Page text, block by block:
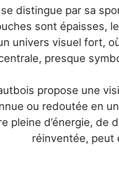
distingue par sa
sont épaisses,
univers visuel fort,
presque
propose une
ou redoutée en
d’énergie, de
réinventée, peut